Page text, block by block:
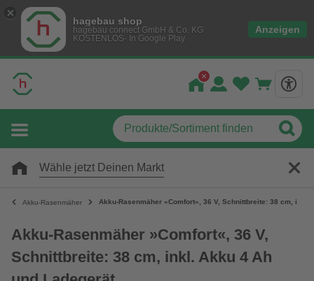
hagebau shop
hagebau connect GmbH & Co. KG
KOSTENLOS- In Google Play
Anzeigen
Wähle jetzt Deinen Markt
Akku-Rasenmäher Akku-Rasenmäher »Comfort«, 36 V, Schnittbreite: 38 cm, inkl.
Akku-Rasenmäher »Comfort«, 36 V,
Schnittbreite: 38 cm, inkl. Akku 4 Ah